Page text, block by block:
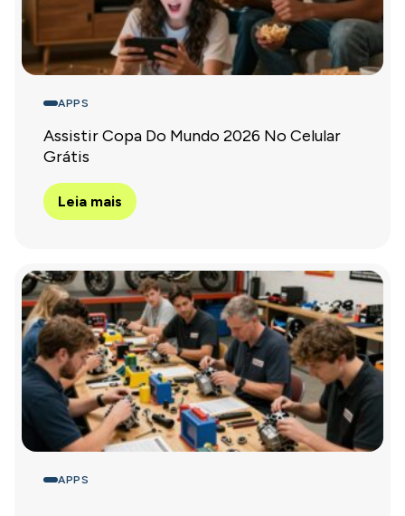
APPS
Assistir Copa Do Mundo 2026 No Celular
Grátis
Leia mais
APPS